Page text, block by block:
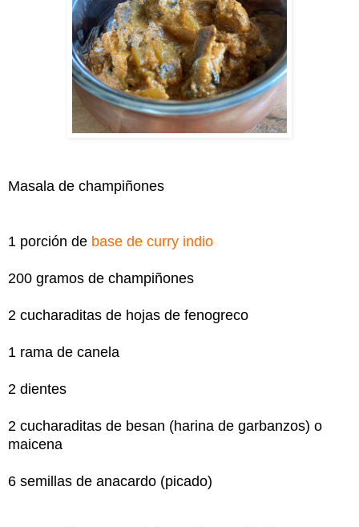
Masala de champiñones
1 porción de base de curry indio
200 gramos de champiñones
2 cucharaditas de hojas de fenogreco
1 rama de canela
2 dientes
2 cucharaditas de besan (harina de garbanzos) o
maicena
6 semillas de anacardo (picado)